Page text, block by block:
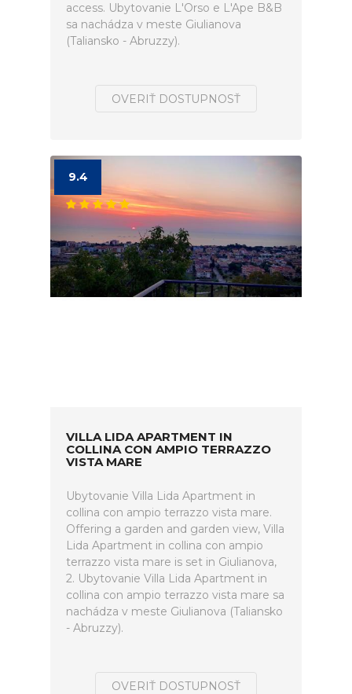
access. Ubytovanie L'Orso e L'Ape B&B
sa nachádza v meste Giulianova
(Taliansko - Abruzzy).
OVERIŤ DOSTUPNOSŤ
9.4
VILLA LIDA APARTMENT IN
COLLINA CON AMPIO TERRAZZO
VISTA MARE
Ubytovanie Villa Lida Apartment in
collina con ampio terrazzo vista mare.
Offering a garden and garden view, Villa
Lida Apartment in collina con ampio
terrazzo vista mare is set in Giulianova,
2. Ubytovanie Villa Lida Apartment in
collina con ampio terrazzo vista mare sa
nachádza v meste Giulianova (Taliansko
- Abruzzy).
OVERIŤ DOSTUPNOSŤ